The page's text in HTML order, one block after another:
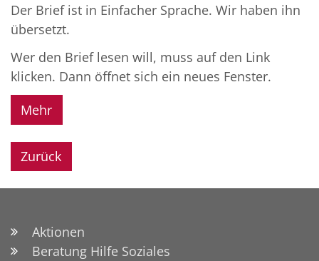
Der Brief ist in Einfacher Sprache. Wir haben ihn
übersetzt.
Wer den Brief lesen will, muss auf den Link
klicken. Dann öffnet sich ein neues Fenster.
Mehr
Zurück
Aktionen
Beratung Hilfe Soziales